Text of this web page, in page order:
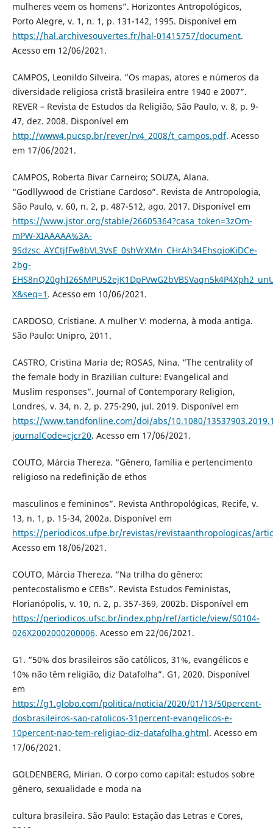
mulheres veem os homens”. Horizontes Antropológicos,
Porto Alegre, v. 1, n. 1, p. 131-142, 1995. Disponível em
https://hal.archivesouvertes.fr/hal-01415757/document.
Acesso em 12/06/2021.
CAMPOS, Leonildo Silveira. “Os mapas, atores e números da
diversidade religiosa cristã brasileira entre 1940 e 2007”.
REVER – Revista de Estudos da Religião, São Paulo, v. 8, p. 9-
47, dez. 2008. Disponível em
http://www4.pucsp.br/rever/rv4_2008/t_campos.pdf. Acesso
em 17/06/2021.
CAMPOS, Roberta Bivar Carneiro; SOUZA, Alana.
“Godllywood de Cristiane Cardoso”. Revista de Antropologia,
São Paulo, v. 60, n. 2, p. 487-512, ago. 2017. Disponível em
https://www.jstor.org/stable/26605364?casa_token=3zOm-
mPW-XIAAAAA%3A-
9Sdzsc_AYCtjfFw8bVL3VsE_0shVrXMn_CHrAh34EhsqioKiDCe-
2bg-
X&seq=1 . Acesso em 10/06/2021.
CARDOSO, Cristiane. A mulher V: moderna, à moda antiga.
São Paulo: Unipro, 2011.
CASTRO, Cristina Maria de; ROSAS, Nina. “The centrality of
the female body in Brazilian culture: Evangelical and
Muslim responses”. Journal of Contemporary Religion,
Londres, v. 34, n. 2, p. 275-290, jul. 2019. Disponível em
https://www.tandfonline.com/doi/abs/10.1080/
journalCode=cjcr20. Acesso em 17/06/2021.
COUTO, Márcia Thereza. “Gênero, família e pertencimento
religioso na redefinição de ethos
masculinos e femininos”. Revista Anthropológicas, Recife, v.
13, n. 1, p. 15-34, 2002a. Disponível em
https://periodicos.ufpe.br/revistas/revistaanthropologicas/
Acesso em 18/06/2021.
COUTO, Márcia Thereza. “Na trilha do gênero:
pentecostalismo e CEBs”. Revista Estudos Feministas,
Florianópolis, v. 10, n. 2, p. 357-369, 2002b. Disponível em
https://periodicos.ufsc.br/index.php/ref/article/view/S0104-
026X2002000200006. Acesso em 22/06/2021.
G1. “50% dos brasileiros são católicos, 31%, evangélicos e
10% não têm religião, diz Datafolha”. G1, 2020. Disponível
em
https://g1.globo.com/politica/noticia/2020/01/13/50percent-
dosbrasileiros-sao-catolicos-31percent-evangelicos-e-
10percent-nao-tem-religiao-diz-datafolha.ghtml. Acesso em
17/06/2021.
GOLDENBERG, Mirian. O corpo como capital: estudos sobre
gênero, sexualidade e moda na
cultura brasileira. São Paulo: Estação das Letras e Cores,